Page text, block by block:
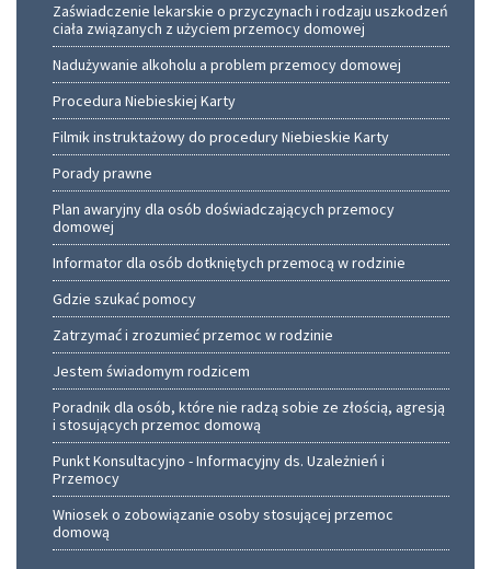
Zaświadczenie lekarskie o przyczynach i rodzaju uszkodzeń
ciała związanych z użyciem przemocy domowej
Nadużywanie alkoholu a problem przemocy domowej
Procedura Niebieskiej Karty
Filmik instruktażowy do procedury Niebieskie Karty
Porady prawne
Plan awaryjny dla osób doświadczających przemocy
domowej
Informator dla osób dotkniętych przemocą w rodzinie
Gdzie szukać pomocy
Zatrzymać i zrozumieć przemoc w rodzinie
Jestem świadomym rodzicem
Poradnik dla osób, które nie radzą sobie ze złością, agresją
i stosujących przemoc domową
Punkt Konsultacyjno - Informacyjny ds. Uzależnień i
Przemocy
Wniosek o zobowiązanie osoby stosującej przemoc
domową